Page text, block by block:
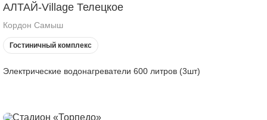
АЛТАЙ-Village Телецкое
Кордон Самыш
Гостиничный комплекс
Электрические водонагреватели 600 литров (3шт)